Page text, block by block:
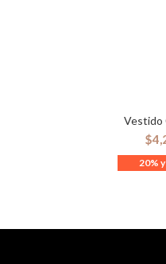
Vestido
$